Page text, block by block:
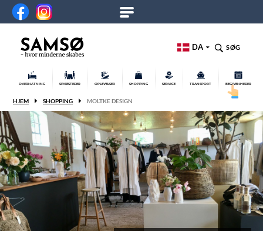
DA SØG
OVERNATNING SPISESTEDER OPLEVELSER SHOPPING SERVICE TRANSPORT BEGIVENHEDER
HJEM SHOPPING MOLTKE DESIGN